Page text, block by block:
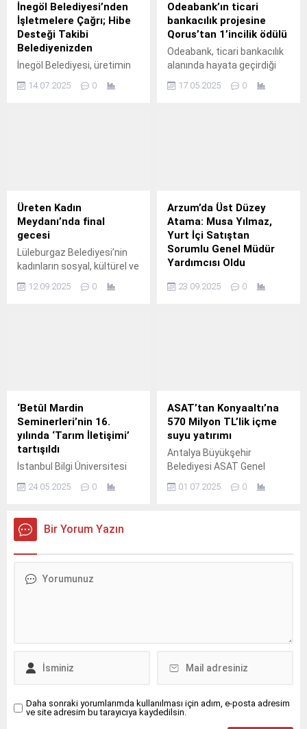
İnegöl Belediyesi’nden
İşletmelere Çağrı; Hibe
Desteği Takibi
Belediyenizden
İnegöl Belediyesi, üretimin
gösteren işletmelere
14.07.2025 0
Odeabank’ın ticari
bankacılık projesine
Qorus’tan 1’incilik ödülü
Odeabank, ticari bankacılık
alanında hayata geçirdiği
Dashboard” projesiyle
17.05.2025 0
Üreten Kadın
Meydanı’nda final
gecesi
Lüleburgaz Belediyesi’nin
kadınların sosyal, kültürel ve
fazla yer almasını
12.09.2025 0
Arzum’da Üst Düzey
Atama: Musa Yılmaz,
Yurt İçi Satıştan
Sorumlu Genel Müdür
Yardımcısı Oldu
elektrikli ev aletleri
23.09.2025 0
‘Betûl Mardin
Seminerleri’nin 16.
yılında ‘Tarım İletişimi’
tartışıldı
İstanbul Bilgi Üniversitesi
düzenlenen 16.
24.05.2025 0
ASAT’tan Konyaaltı’na
570 Milyon TL’lik içme
suyu yatırımı
Antalya Büyükşehir
Belediyesi ASAT Genel
ilçesinin içme suyu
01.07.2025 0
Bir Yorum Yazın
Daha sonraki yorumlarımda kullanılması için adım, e-posta adresim
ve site adresim bu tarayıcıya kaydedilsin.